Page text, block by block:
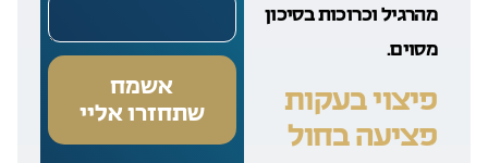
אשמח
שתחזרו אליי
מהרגיל וכרוכות בסיכון
מסוים.
פיצוי בעקות
פציעה בחול